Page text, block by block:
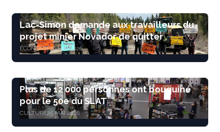
Lac-Simon demande aux travailleurs du
projet minier Novador de quitter
ÉCONOMIE26 MAI 2026
Plus de 12 000 personnes ont bouquiné
pour le 50e du SLAT
CULTURE25 MAI 2026